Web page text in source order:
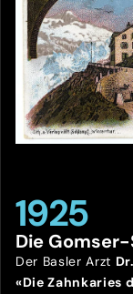
1925
Die
Der Basler Arzt
«Die Zahnkaries